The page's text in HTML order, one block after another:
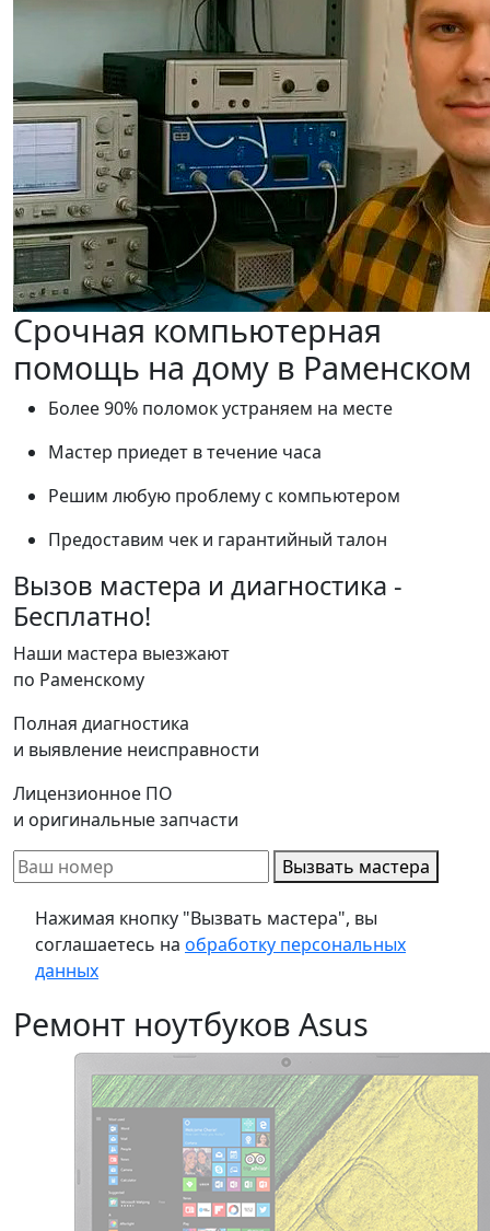
Срочная компьютерная
помощь на дому в Раменском
Более 90% поломок устраняем на месте
Мастер приедет в течение часа
Решим любую проблему с компьютером
Предоставим чек и гарантийный талон
Вызов мастера и диагностика -
Бесплатно!
Наши мастера выезжают
по Раменскому
Полная диагностика
и выявление неисправности
Лицензионное ПО
и оригинальные запчасти
Вызвать мастера
Нажимая кнопку "Вызвать мастера", вы
соглашаетесь на обработку персональных
данных
Ремонт ноутбуков Asus